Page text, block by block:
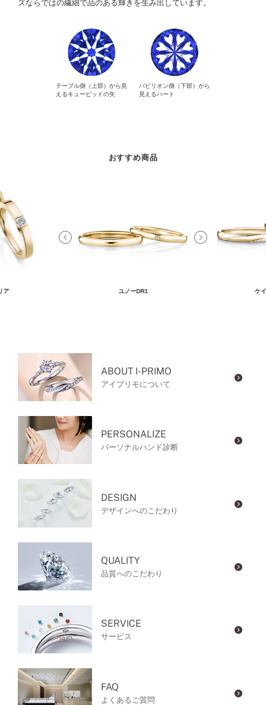
ズならではの繊細で品のある輝きを生み出しています。
テーブル側（上部）から見
えるキューピッドの矢
パビリオン側（下部）から
見えるハート
おすすめ商品
ア ユノーDR1 ケ
ABOUT I-PRIMO
アイプリモについて
PERSONALIZE
パーソナルハンド診断
DESIGN
デザインへのこだわり
QUALITY
品質へのこだわり
SERVICE
サービス
FAQ
よくあるご質問